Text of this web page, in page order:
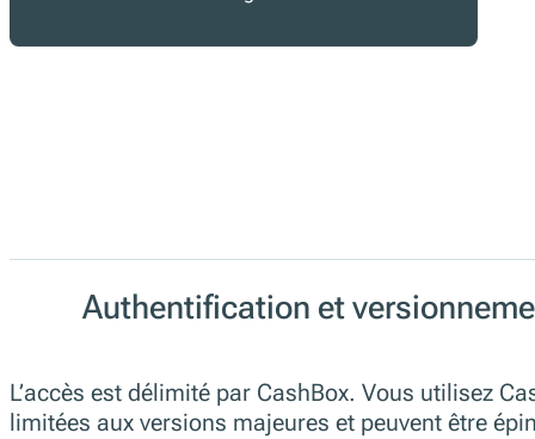
Authentification et
L’accès est délimité par CashBox. Vous utilisez
limitées aux versions majeures et peuvent être